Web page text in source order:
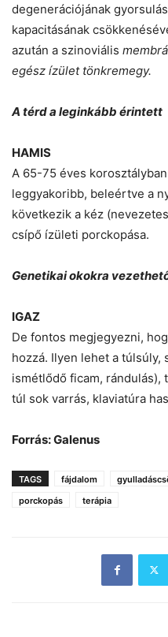
degenerációjának
kapacitásának
azután a szinoviális
egész ízület tönkremegy.
A térd a leginkább érintett
HAMIS
A 65-75 éves
leggyakoribb, beleértve a
következik a kéz
csípő ízületi porckopása.
Genetikai okokra
IGAZ
De fontos megjegyezni,
hozzá. Ilyen lehet a
ismétlődő ficam,
túl sok varrás, klaviatúra
Forrás: Galenus
TAGS fájdalom
porckopás
terápia